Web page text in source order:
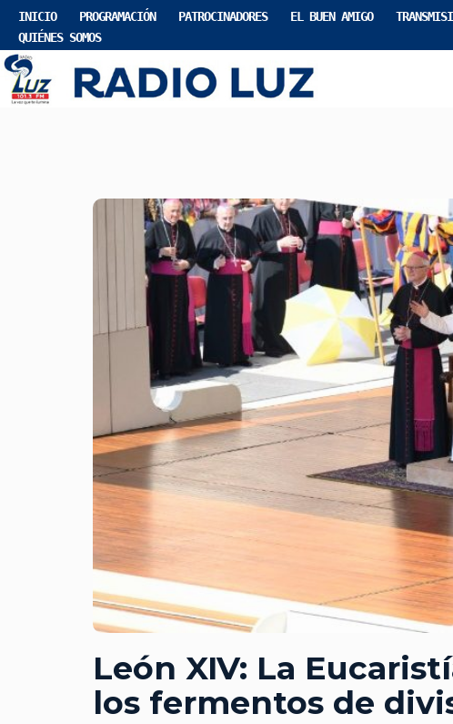
INICIO PROGRAMACIÓN PATROCINADORES EL BUEN AMIGO
QUIÉNES SOMOS
León XIV: La
los fermentos de